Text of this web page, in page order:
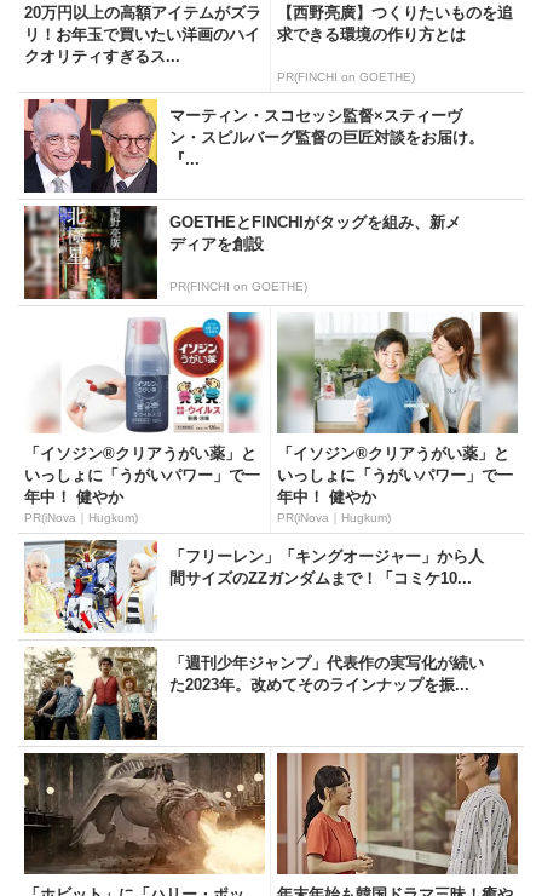
20万円以上の高額アイテムがズラ
リ！お年玉で買いたい洋画のハイ
クオリティすぎるス...
【西野亮廣】つくりたいものを追
求できる環境の作り方とは
PR(FINCHI on GOETHE)
マーティン・スコセッシ監督×スティーヴ
ン・スピルバーグ監督の巨匠対談をお届け。
『...
GOETHEとFINCHIがタッグを組み、新メ
ディアを創設
PR(FINCHI on GOETHE)
「イソジン®クリアうがい薬」と
いっしょに「うがいパワー」で一
年中！ 健やか
PR(iNova｜Hugkum)
「イソジン®クリアうがい薬」と
いっしょに「うがいパワー」で一
年中！ 健やか
PR(iNova｜Hugkum)
「フリーレン」「キングオージャー」から人
間サイズのZZガンダムまで！「コミケ10...
「週刊少年ジャンプ」代表作の実写化が続い
た2023年。改めてそのラインナップを振...